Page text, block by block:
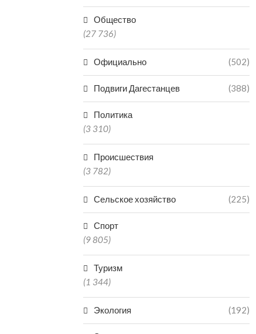
Общество
(27 736)
Официально (502)
Подвиги Дагестанцев (388)
Политика
(3 310)
Происшествия
(3 782)
Сельское хозяйство (225)
Спорт
(9 805)
Туризм
(1 344)
Экология (192)